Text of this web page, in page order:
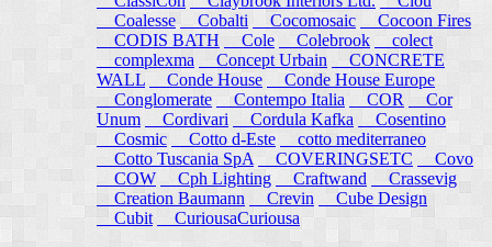
Coalesse
Cobalti Cocomosaic
Cocoon Fires
CODIS BATH
Cole Colebrook
colect
complexma
Concept Urbain
CONCRETE
WALL
Conde House
Conde House Europe
Conglomerate
Contempo Italia COR
Cor
Unum
Cordivari Cordula Kafka
Cosentino
Cosmic
Cotto d-Este
cotto mediterraneo
Cotto Tuscania SpA
COVERINGSETC
Covo
COW
Cph Lighting Craftwand
Crassevig
Creation Baumann
Crevin
Cube Design
Cubit
CuriousaCuriousa